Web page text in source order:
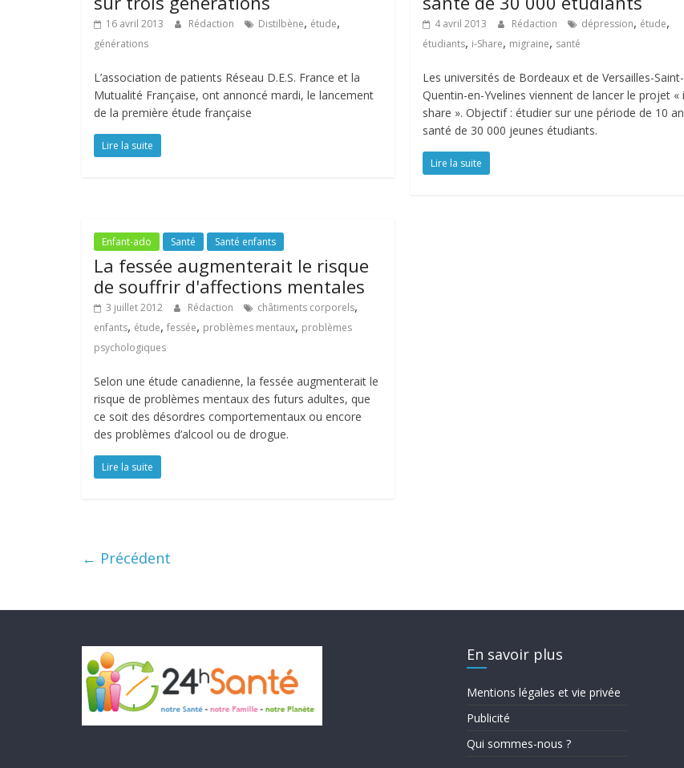
16 avril 2013 Rédaction Distilbène, étude,
générations
L’association de patients Réseau D.E.S. France et la
Mutualité Française, ont annoncé mardi, le lancement
de la première étude française
Lire la suite
4 avril 2013 Rédaction dépression, étude,
étudiants, i-Share, migraine, santé
Les universités de Bordeaux et de Versailles-Saint-
Quentin-en-Yvelines viennent de lancer le projet «
share ». Objectif : étudier sur une période de 10
santé de 30 000 jeunes étudiants.
Lire la suite
Enfant-ado Santé Santé enfants
La fessée augmenterait le risque
de souffrir d'affections mentales
3 juillet 2012 Rédaction châtiments corporels,
enfants, étude, fessée, problèmes mentaux, problèmes
psychologiques
Selon une étude canadienne, la fessée augmenterait le
risque de problèmes mentaux des futurs adultes, que
ce soit des désordres comportementaux ou encore
des problèmes d’alcool ou de drogue.
Lire la suite
← Précédent
En savoir plus
Mentions légales et vie privée
Publicité
Qui sommes-nous ?